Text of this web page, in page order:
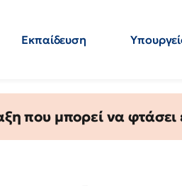
Εκπαίδευση
μπορεί να φτάσει